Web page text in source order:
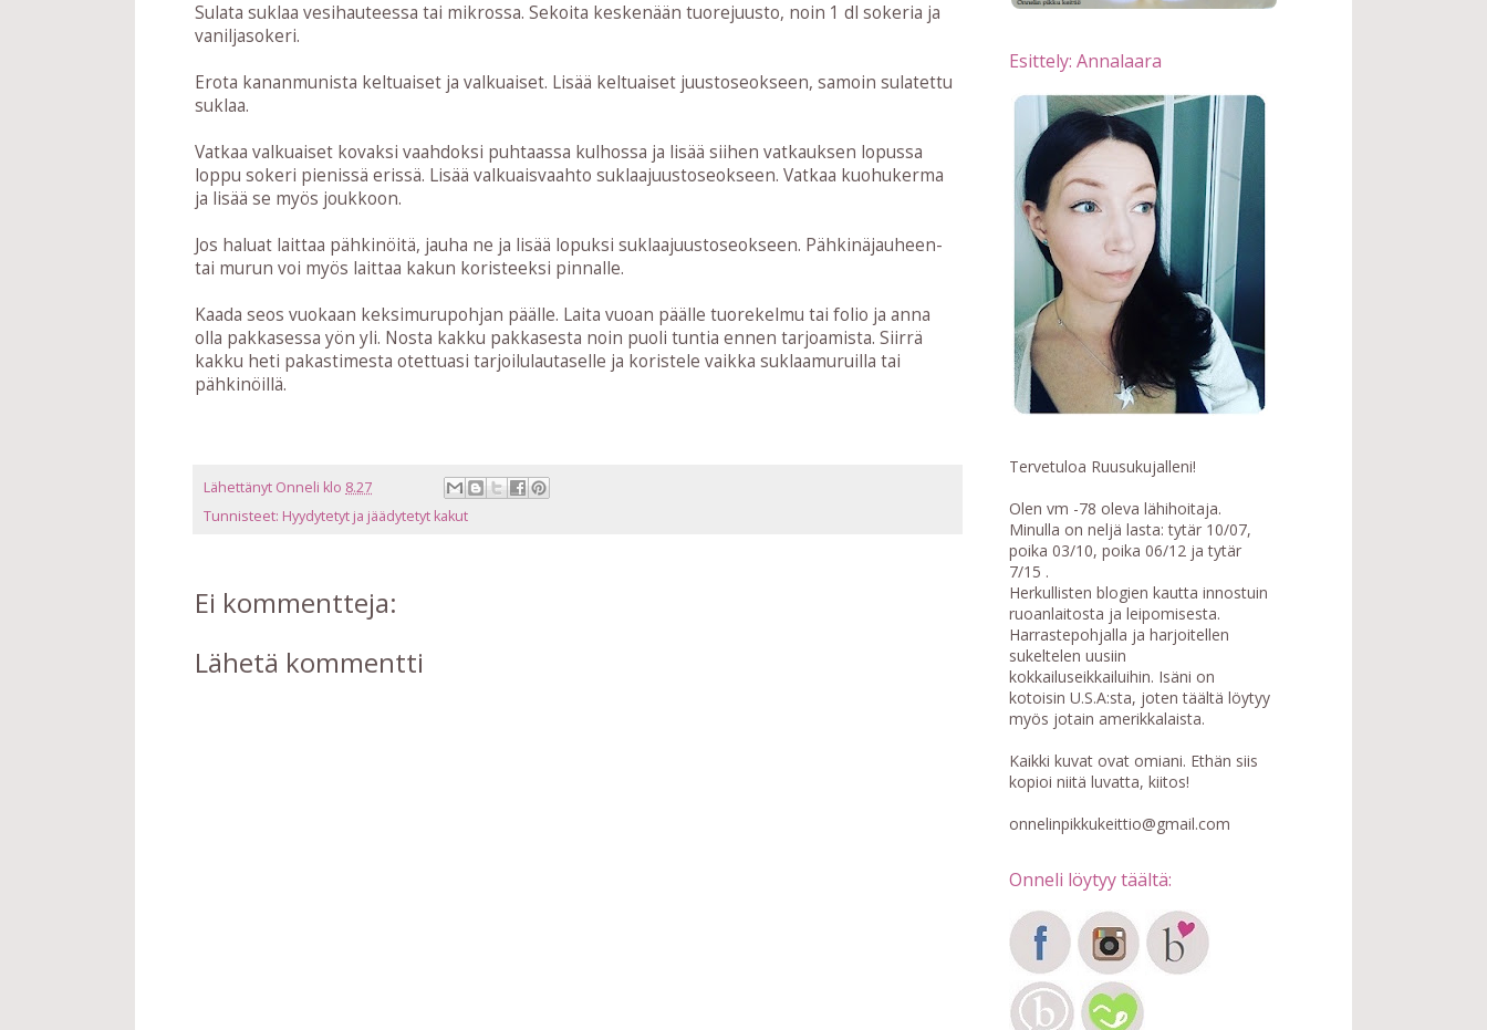
Sulata suklaa vesihauteessa tai mikrossa. Sekoita keskenään tuorejuusto, noin 1 dl sokeria ja
vaniljasokeri.
Erota kananmunista keltuaiset ja valkuaiset. Lisää keltuaiset juustoseokseen, samoin sulatettu
suklaa.
Vatkaa valkuaiset kovaksi vaahdoksi puhtaassa kulhossa ja lisää siihen vatkauksen lopussa
loppu sokeri pienissä erissä. Lisää valkuaisvaahto suklaajuustoseokseen. Vatkaa kuohukerma
ja lisää se myös joukkoon.
Jos haluat laittaa pähkinöitä, jauha ne ja lisää lopuksi suklaajuustoseokseen. Pähkinäjauheen-
tai murun voi myös laittaa kakun koristeeksi pinnalle.
Kaada seos vuokaan keksimurupohjan päälle. Laita vuoan päälle tuorekelmu tai folio ja anna
olla pakkasessa yön yli. Nosta kakku pakkasesta noin puoli tuntia ennen tarjoamista. Siirrä
kakku heti pakastimesta otettuasi tarjoilulautaselle ja koristele vaikka suklaamuruilla tai
pähkinöillä.
Lähettänyt Onneli klo 8.27
Tunnisteet: Hyydytetyt ja jäädytetyt kakut
Ei kommentteja:
Lähetä kommentti
Esittely: Annalaara
Tervetuloa Ruusukujalleni!
Olen vm -78 oleva lähihoitaja.
Minulla on neljä lasta: tytär 10/07,
poika 03/10, poika 06/12 ja tytär
7/15 .
Herkullisten blogien kautta innostuin
ruoanlaitosta ja leipomisesta.
Harrastepohjalla ja harjoitellen
sukeltelen uusiin
kokkailuseikkailuihin. Isäni on
kotoisin U.S.A:sta, joten täältä löytyy
myös jotain amerikkalaista.
Kaikki kuvat ovat omiani. Ethän siis
kopioi niitä luvatta, kiitos!
onnelinpikkukeittio@gmail.com
Onneli löytyy täältä: